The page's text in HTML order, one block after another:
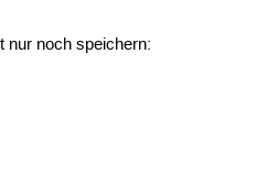
nur noch speichern: